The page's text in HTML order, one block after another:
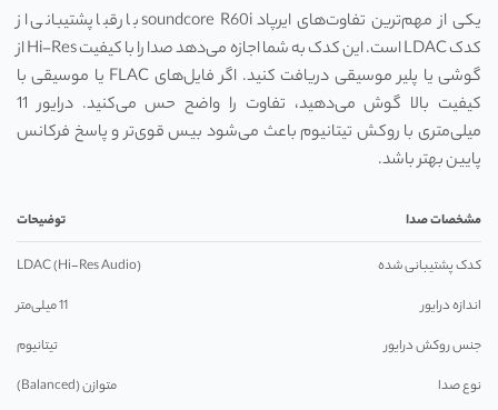
یکی از مهم‌ترین تفاوت‌های ایرپاد soundcore R60i با رقبا پشتیبانی از
کدک LDAC است. این کدک به شما اجازه می‌دهد صدا را با کیفیت Hi-Res از
گوشی یا پلیر موسیقی دریافت کنید. اگر فایل‌های FLAC یا موسیقی با
کیفیت بالا گوش می‌دهید، تفاوت را واضح حس می‌کنید. درایور 11
میلی‌متری با روکش تیتانیوم باعث می‌شود بیس قوی‌تر و پاسخ فرکانس
پایین بهتر باشد.
مشخصات صدا توضیحات
کدک پشتیبانی شده
LDAC (Hi-Res Audio)
اندازه درایور
11 میلی‌متر
جنس روکش درایور
تیتانیوم
نوع صدا
متوازن (Balanced)